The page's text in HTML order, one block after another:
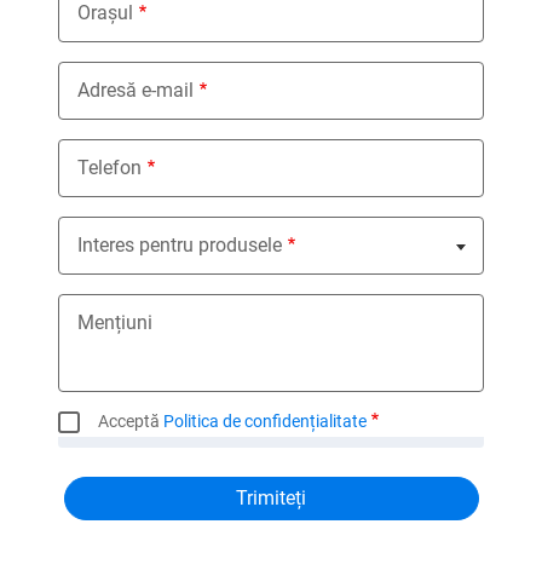
Orașul
Adresă e-mail
Telefon
Interes pentru produsele
Nothing selected
Mențiuni
Acceptă Politica de confidențialitate